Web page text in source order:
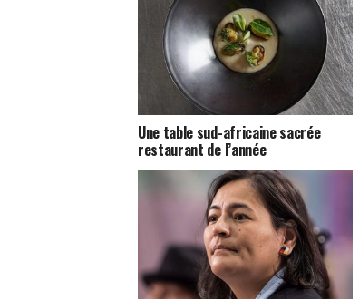
Une table sud-africaine sacrée
restaurant de l’année